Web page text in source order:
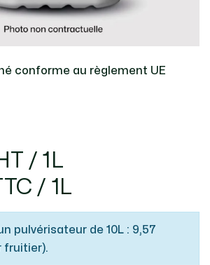
conforme au règlement UE
/ 1L
/ 1L
pulvérisateur de 10L : 9,57
fruitier).